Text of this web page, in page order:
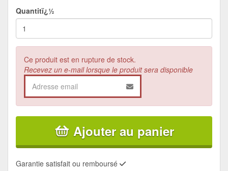
Quantitï¿½
Ce produit est en rupture de stock.
Recevez un e-mail lorsque le produit sera disponible
Ajouter au panier
Garantie satisfait ou remboursé